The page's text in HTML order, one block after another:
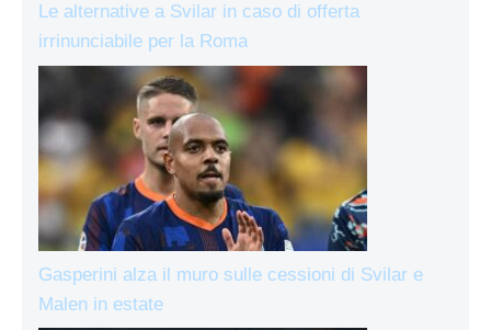
Le alternative a Svilar in caso di offerta
irrinunciabile per la Roma
Gasperini alza il muro sulle cessioni di Svilar e
Malen in estate